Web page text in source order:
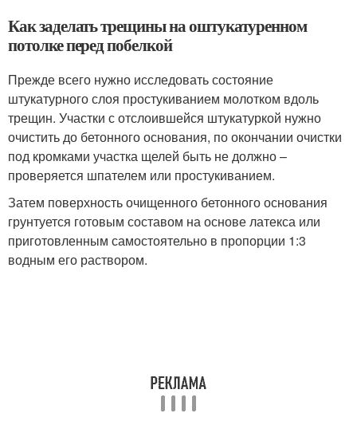
Как заделать трещины на оштукатуренном
потолке перед побелкой
Прежде всего нужно исследовать состояние
штукатурного слоя простукиванием молотком вдоль
трещин. Участки с отслоившейся штукатуркой нужно
очистить до бетонного основания, по окончании очистки
под кромками участка щелей быть не должно –
проверяется шпателем или простукиванием.
Затем поверхность очищенного бетонного основания
грунтуется готовым составом на основе латекса или
приготовленным самостоятельно в пропорции 1:3
водным его раствором.